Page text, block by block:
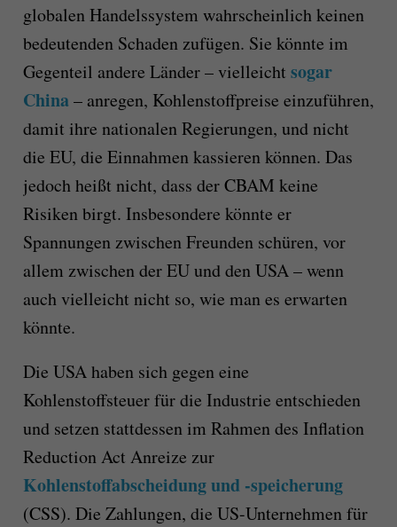
globalen Handelssystem wahrscheinlich keinen
bedeutenden Schaden zufügen. Sie könnte im
Gegenteil andere Länder – vielleicht sogar
China– anregen, Kohlenstoffpreise einzuführen,
damit ihre nationalen Regierungen, und nicht
die EU, die Einnahmen kassieren können. Das
jedoch heißt nicht, dass der CBAM keine
Risiken birgt. Insbesondere könnte er
Spannungen zwischen Freunden schüren, vor
allem zwischen der EU und den USA – wenn
auch vielleicht nicht so, wie man es erwarten
könnte.
Die USA haben sich gegen eine
Kohlenstoffsteuer für die Industrie entschieden
und setzen stattdessen im Rahmen des Inflation
Reduction Act Anreize zur
Kohlenstoffabscheidung und -speicherung
(CSS). Die Zahlungen, die US-Unternehmen für